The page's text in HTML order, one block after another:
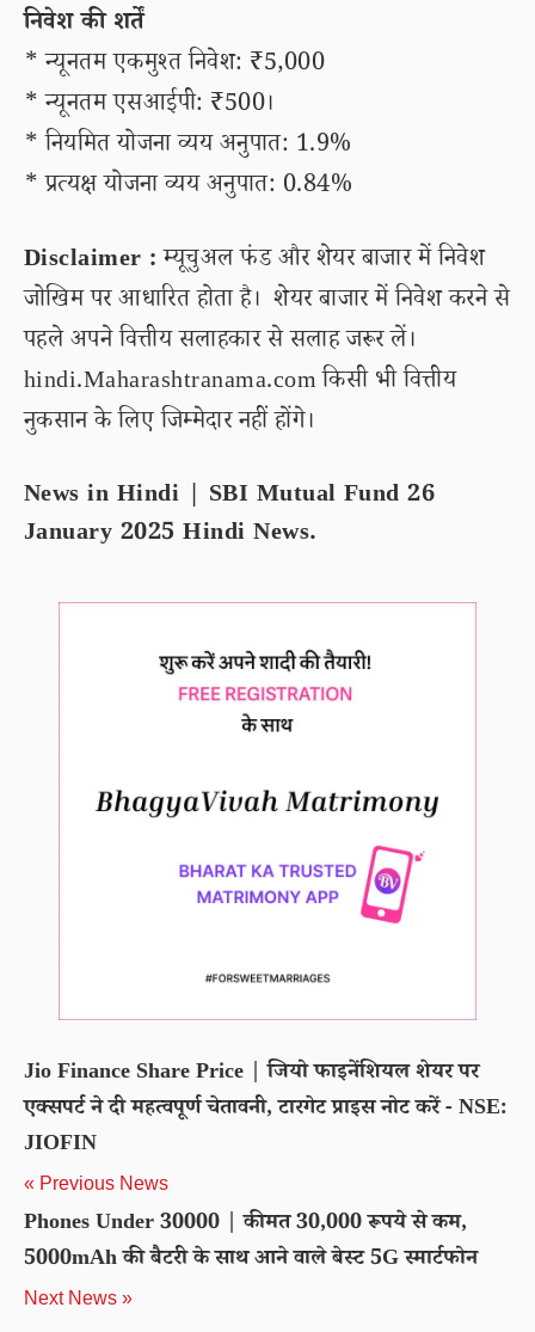
निवेश की शर्तें
* न्यूनतम एकमुश्त निवेश: ₹5,000
* न्यूनतम एसआईपी: ₹500।
* नियमित योजना व्यय अनुपात: 1.9%
* प्रत्यक्ष योजना व्यय अनुपात: 0.84%
Disclaimer :म्यूचुअल फंड और शेयर बाजार में निवेश
जोखिम पर आधारित होता है। शेयर बाजार में निवेश करने से
पहले अपने वित्तीय सलाहकार से सलाह जरूर लें।
hindi.Maharashtranama.com किसी भी वित्तीय
नुकसान के लिए जिम्मेदार नहीं होंगे।
News in Hindi | SBI Mutual Fund 26
January 2025 Hindi News.
Jio Finance Share Price | जियो फाइनेंशियल शेयर पर
एक्सपर्ट ने दी महत्वपूर्ण चेतावनी, टारगेट प्राइस नोट करें - NSE:
JIOFIN
« Previous News
Phones Under 30000 | कीमत 30,000 रूपये से कम,
5000mAh की बैटरी के साथ आने वाले बेस्ट 5G स्मार्टफोन
Next News »